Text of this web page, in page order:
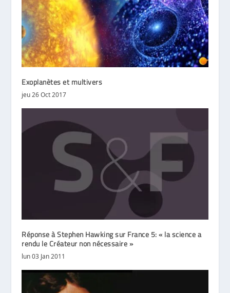
Exoplanètes et multivers
jeu 26 Oct 2017
Réponse à Stephen Hawking sur France 5: « la science a
rendu le Créateur non nécessaire »
lun 03 Jan 2011